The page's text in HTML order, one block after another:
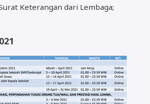
Keterangan dari Lembaga;